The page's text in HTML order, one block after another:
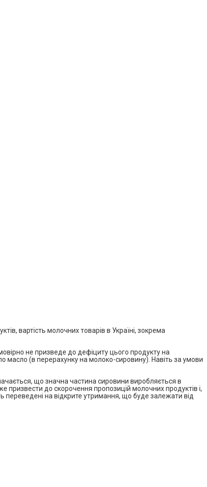
вартість молочних товарів в Україні, зокрема
не призведе до дефіциту цього продукту на
масло (в перерахунку на молоко-сировину). Навіть за умови
що значна частина сировини виробляється в
призвести до скорочення пропозицій молочних продуктів і,
переведені на відкрите утримання, що буде залежати від